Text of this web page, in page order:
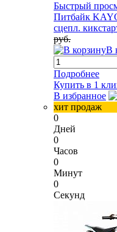
Быстрый
Питбайк
сцепл.
руб.
В
Подробнее
Купить в 1
В избранное
хит продаж
0
Дней
0
Часов
0
Минут
0
Секунд